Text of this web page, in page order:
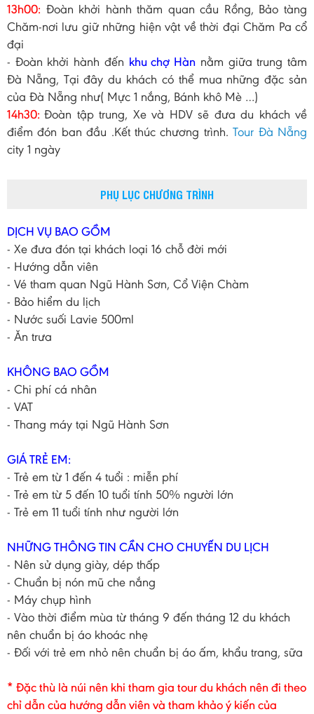
13h00: Đoàn khởi hành thăm quan cầu Rồng, Bảo tàng
Chăm-nơi lưu giữ những hiện vật về thời đại Chăm Pa cổ
đại
- Đoàn khởi hành đến khu chợ Hàn nằm giữa trung tâm
Đà Nẵng, Tại đây du khách có thể mua những đặc sản
của Đà Nẵng như( Mực 1 nắng, Bánh khô Mè …)
14h30:Đoàn tập trung, Xe và HDV sẽ đưa du khách về
điểm đón ban đầu .Kết thúc chương trình.Tour Đà Nẵng
city 1 ngày
PHỤ LỤC CHƯƠNG TRÌNH
DỊCH VỤ BAO GỒM
- Xe đưa đón tại khách loại 16 chỗ đời mới
- Hướng dẫn viên
- Vé tham quan Ngũ Hành Sơn, Cổ Viện Chàm
- Bảo hiểm du lịch
- Nước suối Lavie 500ml
- Ăn trưa
KHÔNG BAO GỒM
- Chi phí cá nhân
- VAT
- Thang máy tại Ngũ Hành Sơn
GIÁ TRẺ EM:
- Trẻ em từ 1 đến 4 tuổi : miễn phí
- Trẻ em từ 5 đến 10 tuổi tính 50% người lớn
- Trẻ em 11 tuổi tính như người lớn
NHỮNG THÔNG TIN CẦN CHO CHUYẾN DU LỊCH
- Nên sử dụng giày, dép thấp
- Chuẩn bị nón mũ che nắng
- Máy chụp hình
- Vào thời điểm mùa từ tháng 9 đến tháng 12 du khách
nên chuẩn bị áo khoác nhẹ
- Đối với trẻ em nhỏ nên chuẩn bị áo ấm, khẩu trang, sữa
* Đặc thù là núi nên khi tham gia tour du khách nên đi theo
chỉ dẫn của hướng dẫn viên và tham khảo ý kiến của